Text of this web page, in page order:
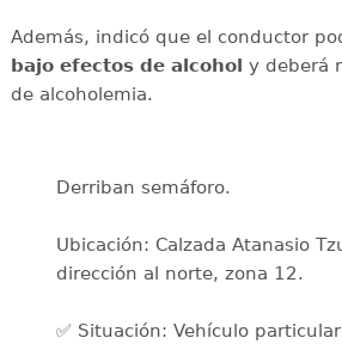
Además, indicó que el conductor
bajo efectos de alcohol y deberá
de alcoholemia.
Derriban semáforo.
Ubicación: Calzada Atanasio
dirección al norte, zona 12.
✅ Situación: Vehículo